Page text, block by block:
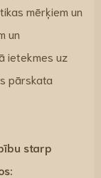
mērķiem un
un
ietekmes uz
pārskata
starp